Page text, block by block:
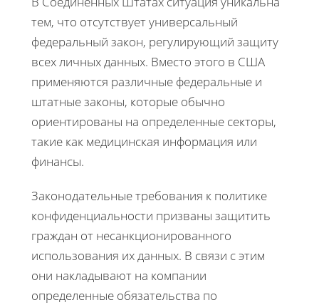
тем, что отсутствует универсальный
федеральный закон, регулирующий защиту
всех личных данных. Вместо этого в США
применяются различные федеральные и
штатные законы, которые обычно
ориентированы на определенные секторы,
такие как медицинская информация или
финансы.
Законодательные требования к политике
конфиденциальности призваны защитить
граждан от несанкционированного
использования их данных. В связи с этим
они накладывают на компании
определенные обязательства по